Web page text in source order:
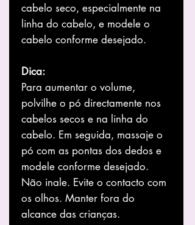
cabelo seco, especialmente na
linha do cabelo, e modele o
cabelo conforme desejado.
Dica:
Para aumentar o volume,
polvilhe o pó directamente nos
cabelos secos e na linha do
cabelo. Em seguida, massaje o
pó com as pontas dos dedos e
modele conforme desejado.
Não inale. Evite o contacto com
os olhos. Manter fora do
alcance das crianças.